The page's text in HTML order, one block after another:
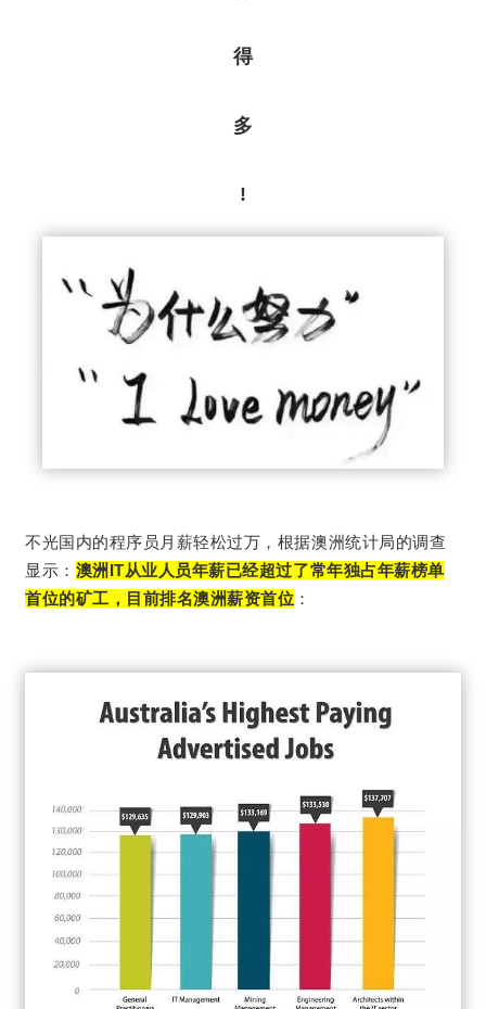
得
多
!
不光国内的程序员月薪轻松过万，根据澳洲统计局的调查
显示： 澳洲IT从业人员年薪已经超过了常年独占年薪榜单
首位的矿工，目前排名澳洲薪资首位 ：